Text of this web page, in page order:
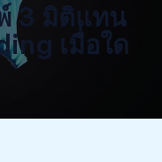
3 มิติแทน
เมื่อใด